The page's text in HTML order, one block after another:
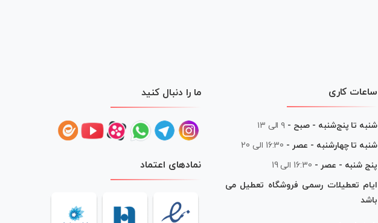
ساعات کاری
شنبه تا پنج‌شنبه - صبح - ۹ الی ۱۳
شنبه تا چهارشنبه - عصر - 16:30 الی 20
پنج شنبه - عصر - 16:30 الی 19
ایام تعطیلات رسمی فروشگاه تعطیل می
باشد
ما را دنبال کنید
نمادهای اعتماد